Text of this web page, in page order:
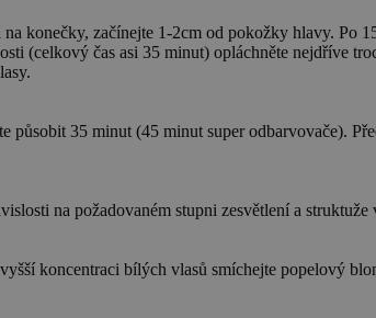
konečky, začínejte 1-2cm od pokožky hlavy. Po
(celkový čas asi 35 minut) opláchněte nejdříve
35 minut (45 minut super odbarvovače).
na požadovaném stupni zesvětlení a
koncentraci bílých vlasů smíchejte popelový